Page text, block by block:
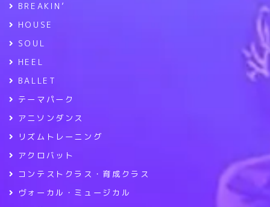
BREAKIN’
HOUSE
SOUL
HEEL
BALLET
テーマパーク
アニソンダンス
リズムトレーニング
アクロバット
コンテストクラス・育成クラス
ヴォーカル・ミュージカル